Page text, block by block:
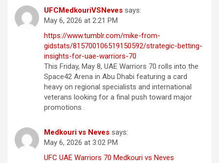
UFCMedkouriVSNeves says:
May 6, 2026 at 2:21 PM
https://www.tumblr.com/mike-from-
gidstats/815700106519150592/strategic-betting-
insights-for-uae-warriors-70
This Friday, May 8, UAE Warriors 70 rolls into the
Space42 Arena in Abu Dhabi featuring a card
heavy on regional specialists and international
veterans looking for a final push toward major
promotions .
Medkouri vs Neves says:
May 6, 2026 at 3:02 PM
UFC UAE Warriors 70 Medkouri vs Neves